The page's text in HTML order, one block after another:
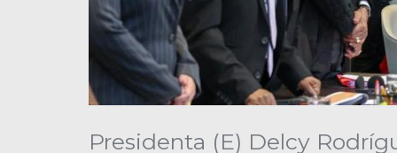
Presidenta (E) Delcy